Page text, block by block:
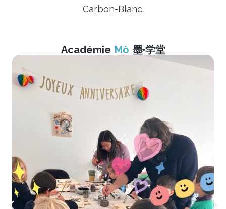
Carbon-Blanc.
Académie Mò 墨·学堂